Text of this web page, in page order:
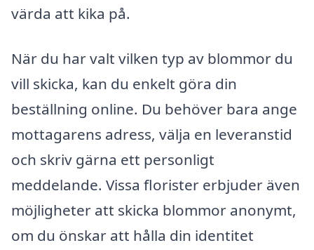
värda att kika på.
När du har valt vilken typ av blommor du
vill skicka, kan du enkelt göra din
beställning online. Du behöver bara ange
mottagarens adress, välja en leveranstid
och skriv gärna ett personligt
meddelande. Vissa florister erbjuder även
möjligheter att skicka blommor anonymt,
om du önskar att hålla din identitet